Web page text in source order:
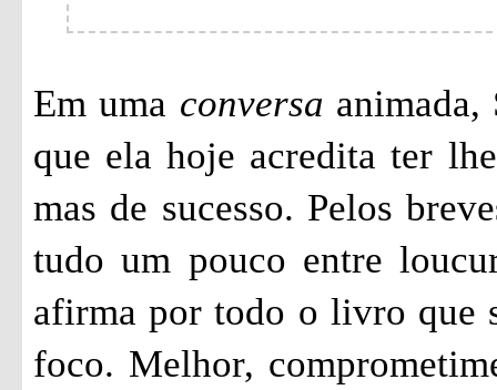
Em uma conversa
que ela hoje acredita ter
mas de sucesso. Pelos
tudo um pouco entre
afirma por todo o livro que
foco. Melhor,